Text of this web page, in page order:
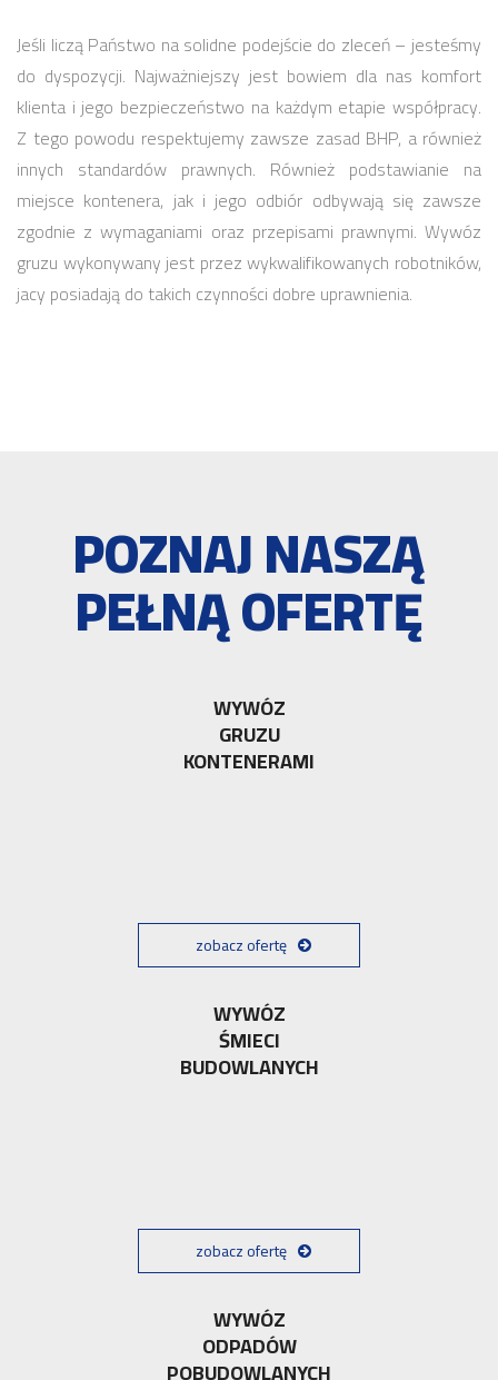
Jeśli liczą Państwo na solidne podejście do zleceń – jesteśmy
do dyspozycji. Najważniejszy jest bowiem dla nas komfort
klienta i jego bezpieczeństwo na każdym etapie współpracy.
Z tego powodu respektujemy zawsze zasad BHP, a również
innych standardów prawnych. Również podstawianie na
miejsce kontenera, jak i jego odbiór odbywają się zawsze
zgodnie z wymaganiami oraz przepisami prawnymi. Wywóz
gruzu wykonywany jest przez wykwalifikowanych robotników,
jacy posiadają do takich czynności dobre uprawnienia.
POZNAJ NASZĄ
PEŁNĄ OFERTĘ
WYWÓZ
GRUZU
KONTENERAMI
zobacz ofertę
WYWÓZ
ŚMIECI
BUDOWLANYCH
zobacz ofertę
WYWÓZ
ODPADÓW